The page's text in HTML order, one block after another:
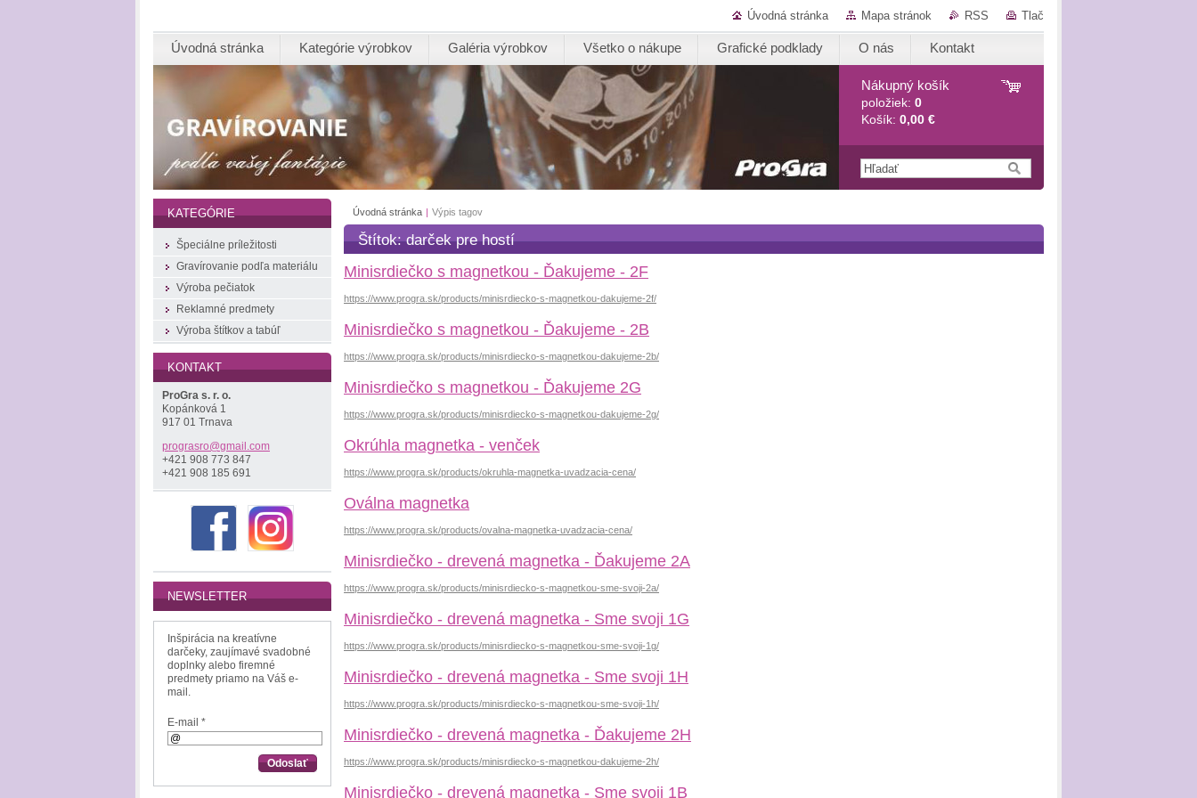
Úvodná stránka Mapa stránok RSS Tlač
Úvodná stránka Kategórie výrobkov Galéria výrobkov Všetko o nákupe Grafické podklady O nás Kontakt
Nákupný košík
položiek: 0
Košík: 0,00 €
Úvodná stránka | Výpis tagov
Štítok: darček pre hostí
Minisrdiečko s magnetkou - Ďakujeme - 2F
https://www.progra.sk/products/minisrdiecko-s-magnetkou-dakujeme-2f/
Minisrdiečko s magnetkou - Ďakujeme - 2B
https://www.progra.sk/products/minisrdiecko-s-magnetkou-dakujeme-2b/
Minisrdiečko s magnetkou - Ďakujeme 2G
https://www.progra.sk/products/minisrdiecko-s-magnetkou-dakujeme-2g/
Okrúhla magnetka - venček
https://www.progra.sk/products/okruhla-magnetka-uvadzacia-cena/
Oválna magnetka
https://www.progra.sk/products/ovalna-magnetka-uvadzacia-cena/
Minisrdiečko - drevená magnetka - Ďakujeme 2A
https://www.progra.sk/products/minisrdiecko-s-magnetkou-sme-svoji-2a/
Minisrdiečko - drevená magnetka - Sme svoji 1G
https://www.progra.sk/products/minisrdiecko-s-magnetkou-sme-svoji-1g/
Minisrdiečko - drevená magnetka - Sme svoji 1H
https://www.progra.sk/products/minisrdiecko-s-magnetkou-sme-svoji-1h/
Minisrdiečko - drevená magnetka - Ďakujeme 2H
https://www.progra.sk/products/minisrdiecko-s-magnetkou-dakujeme-2h/
Minisrdiečko - drevená magnetka - Sme svoji 1B
KATEGÓRIE
Špeciálne príležitosti
Gravírovanie podľa materiálu
Výroba pečiatok
Reklamné predmety
Výroba štítkov a tabúľ
KONTAKT
ProGra s. r. o.
Kopánková 1
917 01 Trnava
prograsro@gmail. com
+421 908 773 847
+421 908 185 691
NEWSLETTER
Inšpirácia na kreatívne
darčeky, zaujímavé svadobné
doplnky alebo firemné
predmety priamo na Váš e-
mail.
E-mail *